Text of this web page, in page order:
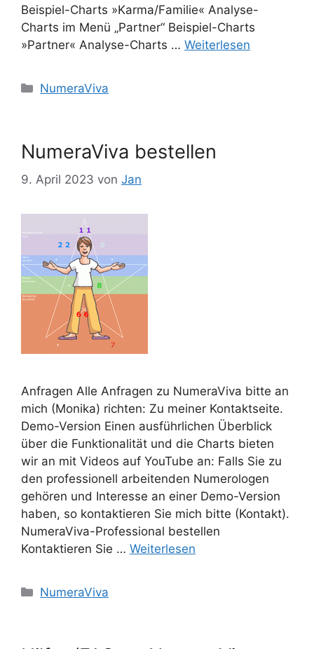
Beispiel-Charts »Karma/Familie« Analyse-
Charts im Menü „Partner“ Beispiel-Charts
»Partner« Analyse-Charts … Weiterlesen
Kategorien
NumeraViva
NumeraViva bestellen
9. April 2023 von Jan
Anfragen Alle Anfragen zu NumeraViva bitte an
mich (Monika) richten: Zu meiner Kontaktseite.
Demo-Version Einen ausführlichen Überblick
über die Funktionalität und die Charts bieten
wir an mit Videos auf YouTube an: Falls Sie zu
den professionell arbeitenden Numerologen
gehören und Interesse an einer Demo-Version
haben, so kontaktieren Sie mich bitte (Kontakt).
NumeraViva-Professional bestellen
Kontaktieren Sie … Weiterlesen
Kategorien
NumeraViva